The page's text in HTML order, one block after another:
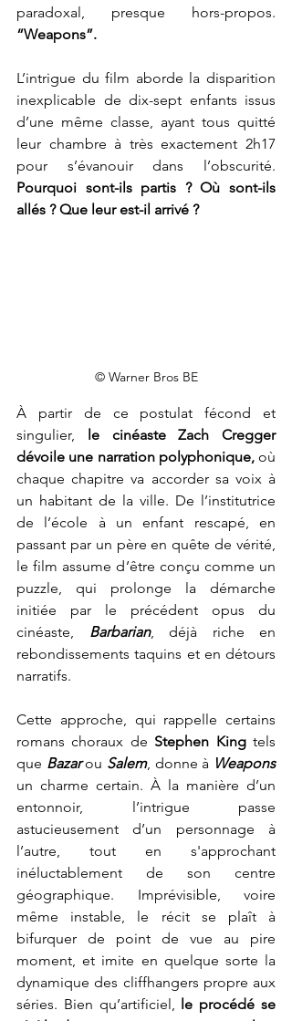
“Weapons”.
L’intrigue du film aborde la disparition
inexplicable de dix-sept enfants issus
d’une même classe, ayant tous quitté
leur chambre à très exactement 2h17
Pourquoi sont-ils partis ? Où sont-ils
allés ? Que leur est-il arrivé ?
© Warner Bros BE
À partir de ce postulat fécond et
singulier,
le cinéaste Zach Cregger
dévoile une narration polyphonique, où
chaque chapitre va accorder sa voix à
un habitant de la ville. De l’institutrice
de l’école à un enfant rescapé, en
passant par un père en quête de vérité,
le film assume d’être conçu comme un
puzzle, qui prolonge la démarche
initiée par le précédent opus du
cinéaste, Barbarian, déjà riche en
rebondissements taquins et en détours
narratifs.
Cette approche, qui rappelle certains
romans choraux de Stephen King tels
que Bazar ou Salem, donne à
Weapons
un charme certain. À la manière d’un
entonnoir, l’intrigue passe
astucieusement d’un personnage à
l’autre, tout en s'approchant
inéluctablement de son centre
géographique. Imprévisible, voire
même instable, le récit se plaît à
bifurquer de point de vue au pire
moment, et imite en quelque sorte la
dynamique des cliffhangers propre aux
séries. Bien qu’artificiel, le procédé se